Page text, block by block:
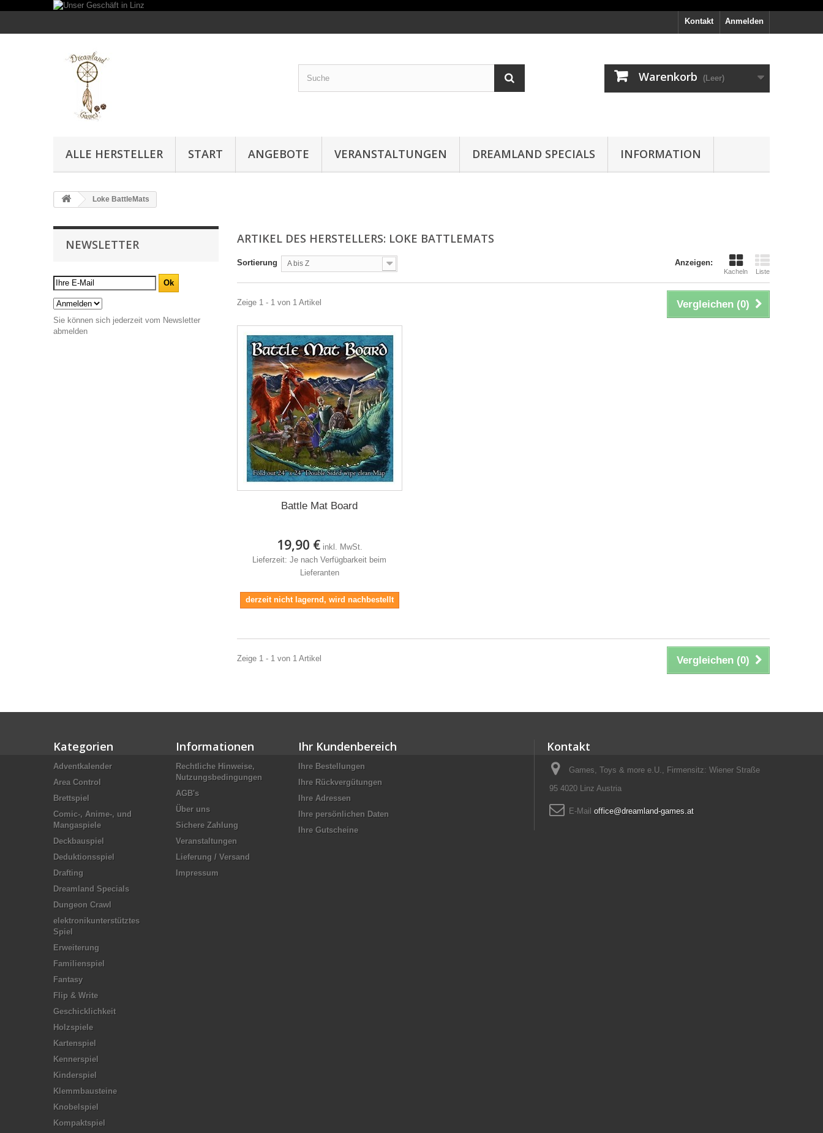
Anmelden
Kontakt
Warenkorb (Leer)
ALLE HERSTELLER START ANGEBOTE VERANSTALTUNGEN DREAMLAND SPECIALS INFORMATION
Loke BattleMats
NEWSLETTER
Sie können sich jederzeit vom Newsletter
abmelden
ARTIKEL DES HERSTELLERS: LOKE BATTLEMATS
Anzeigen:
Kacheln Liste
Sortierung A bis Z
Vergleichen (0)
Zeige 1 - 1 von 1 Artikel
Battle Mat Board
19,90 € inkl. MwSt.
Lieferzeit: Je nach Verfügbarkeit beim
Lieferanten
derzeit nicht lagernd, wird nachbestellt
Vergleichen (0)
Zeige 1 - 1 von 1 Artikel
Kategorien
Adventkalender
Area Control
Brettspiel
Comic-, Anime-, und
Mangaspiele
Deckbauspiel
Deduktionsspiel
Drafting
Dreamland Specials
Dungeon Crawl
elektronikunterstütztes
Spiel
Erweiterung
Familienspiel
Fantasy
Flip & Write
Geschicklichkeit
Holzspiele
Kartenspiel
Kennerspiel
Kinderspiel
Klemmbausteine
Knobelspiel
Kompaktspiel
Informationen
Rechtliche Hinweise,
Nutzungsbedingungen
AGB's
Über uns
Sichere Zahlung
Veranstaltungen
Lieferung / Versand
Impressum
Ihr Kundenbereich
Ihre Bestellungen
Ihre Rückvergütungen
Ihre Adressen
Ihre persönlichen Daten
Ihre Gutscheine
Kontakt
Games, Toys & more e.U., Firmensitz: Wiener Straße
95 4020 Linz Austria
E-Mail office@dreamland-games.at